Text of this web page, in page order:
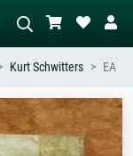
d'images IA
– ex. prairie verte,
beaucoup de rouge,
Kurt Schwitters EA